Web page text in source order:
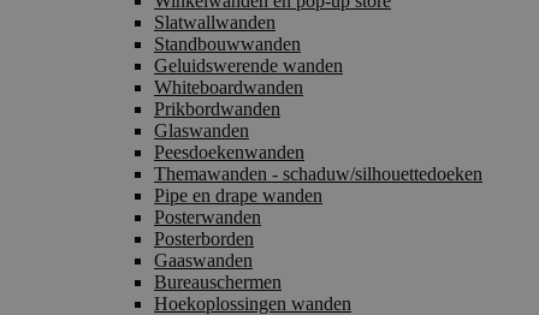
Slatwallwanden
Standbouwwanden
Geluidswerende wanden
Whiteboardwanden
Prikbordwanden
Glaswanden
Peesdoekenwanden
Themawanden - schaduw/silhouettedoeken
Pipe en drape wanden
Posterwanden
Posterborden
Gaaswanden
Bureauschermen
Hoekoplossingen wanden